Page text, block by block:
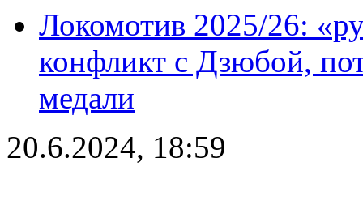
Локомотив 2025/26:
конфликт с Дзюбой,
медали
20.6.2024, 18:59